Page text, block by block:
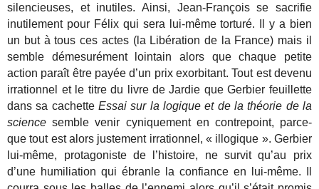
silencieuses, et inutiles. Ainsi, Jean-François se sacrifie
inutilement pour Félix qui sera lui-même torturé. Il y a bien
un but à tous ces actes (la Libération de la France) mais il
semble démesurément lointain alors que chaque petite
action paraît être payée d’un prix exorbitant. Tout est devenu
irrationnel et le titre du livre de Jardie que Gerbier feuillette
dans sa cachetteEssai sur la logique et de la théorie de la
science semble venir cyniquement en contrepoint, parce-
que tout est alors justement irrationnel, « illogique ». Gerbier
lui-même, protagoniste de l’histoire, ne survit qu’au prix
d’une humiliation qui ébranle la confiance en lui-même. Il